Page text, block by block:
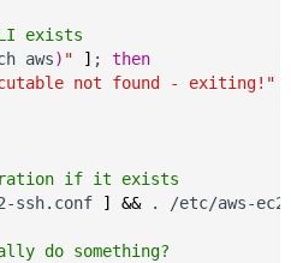
exists
aws) " ] ; then
not found - exiting!"
if it exists
ssh.conf ] && . /etc/aws-
do something?